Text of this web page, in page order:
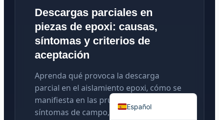
Descargas parciales en
piezas de epoxi: causas,
síntomas y criterios de
aceptación
Aprenda qué provoca la descarga
parcial en el aislamiento epoxi, cómo se
manifiesta en las pruebas y en los
síntomas de campo, y cómo utilizar los
Español
English
हिन्दी
தமிழ்
Français
Italiano